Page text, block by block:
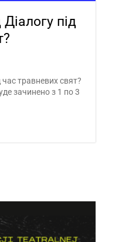
під
травневих свят?
зачинено з 1 по 3